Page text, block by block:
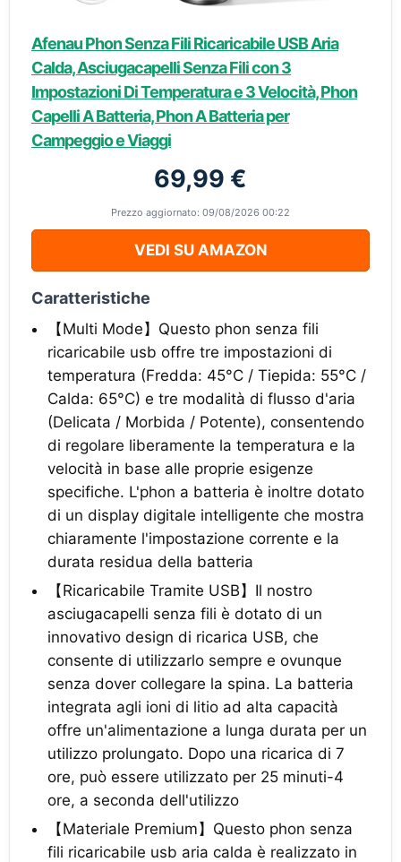
Afenau Phon Senza Fili Ricaricabile USB Aria
Calda, Asciugacapelli Senza Fili con 3
Impostazioni Di Temperatura e 3 Velocità, Phon
Capelli A Batteria, Phon A Batteria per
Campeggio e Viaggi
69,99 €
Prezzo aggiornato: 09/08/2026 00:22
VEDI SU AMAZON
Caratteristiche
【Multi Mode】Questo phon senza fili
ricaricabile usb offre tre impostazioni di
temperatura (Fredda: 45°C / Tiepida: 55°C /
Calda: 65°C) e tre modalità di flusso d'aria
(Delicata / Morbida / Potente), consentendo
di regolare liberamente la temperatura e la
velocità in base alle proprie esigenze
specifiche. L'phon a batteria è inoltre dotato
di un display digitale intelligente che mostra
chiaramente l'impostazione corrente e la
durata residua della batteria
【Ricaricabile Tramite USB】Il nostro
asciugacapelli senza fili è dotato di un
innovativo design di ricarica USB, che
consente di utilizzarlo sempre e ovunque
senza dover collegare la spina. La batteria
integrata agli ioni di litio ad alta capacità
offre un'alimentazione a lunga durata per un
utilizzo prolungato. Dopo una ricarica di 7
ore, può essere utilizzato per 25 minuti-4
ore, a seconda dell'utilizzo
【Materiale Premium】Questo phon senza
fili ricaricabile usb aria calda è realizzato in